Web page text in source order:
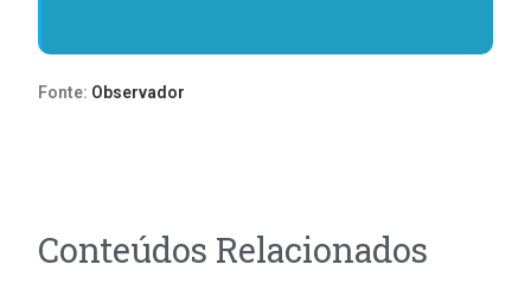
Fonte: Observador
Conteúdos Relacionados